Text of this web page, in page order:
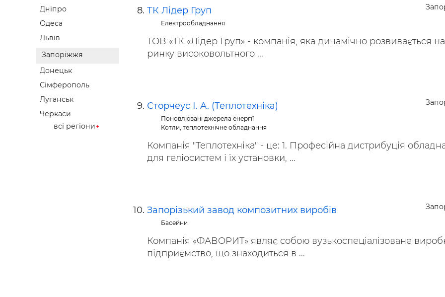
Дніпро
Одеса
Львів
Запоріжжя
Донецьк
Сімферополь
Луганськ
Черкаси
всі регіони
ТК Лідер Груп
Електрообладнання
ТОВ «ТК «Лідер Груп» - компанія, яка динамічно розвивається на
ринку високовольтного ...
Сторчеус І. А. (Теплотехніка)
Поновлювані джерела енергії
Котли, теплотехнічне обладнання
Компанія "Теплотехніка" - це: 1. Професійна дистрибуція
для геліосистем і їх установки, ...
Запорізький завод композитних виробів
Басейни
Компанія «ФАВОРИТ» являє собою вузькоспеціалізоване
підприємство, що знаходиться в ...